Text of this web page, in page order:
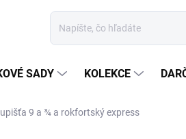
SADY KOLEKCE
9 a ¾ a rokfortský express